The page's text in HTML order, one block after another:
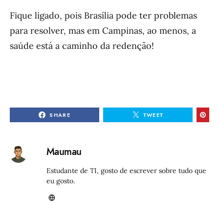
Fique ligado, pois Brasília pode ter problemas
para resolver, mas em Campinas, ao menos, a
saúde está a caminho da redenção!
SHARE TWEET
Maumau
Estudante de TI, gosto de escrever sobre tudo que
eu gosto.